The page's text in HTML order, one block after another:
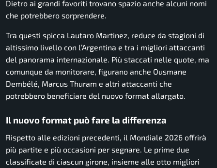
Dietro ai grandi favoriti trovano spazio anche alcuni nomi
che potrebbero sorprendere.
Tra questi spicca Lautaro Martinez, reduce da stagioni di
altissimo livello con l’Argentina e tra i migliori attaccanti
del panorama internazionale. Più staccati nelle quote, ma
comunque da monitorare, figurano anche Ousmane
Dembélé, Marcus Thuram e altri attaccanti che
potrebbero beneficiare del nuovo format allargato.
Il nuovo format può fare la differenza
Rispetto alle edizioni precedenti, il Mondiale 2026 offrirà
più partite e più occasioni per segnare. Le prime due
classificate di ciascun girone, insieme alle otto migliori